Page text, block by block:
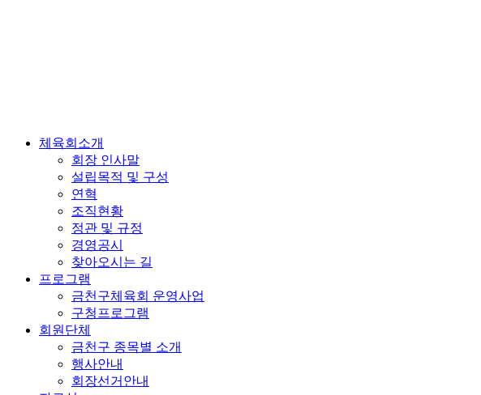
체육회소개
회장 인사말
설립목적 및 구성
연혁
조직현황
정관 및 규정
경영공시
찾아오시는 길
프로그램
금천구체육회 운영사업
구청프로그램
회원단체
금천구 종목별 소개
행사안내
회장선거안내